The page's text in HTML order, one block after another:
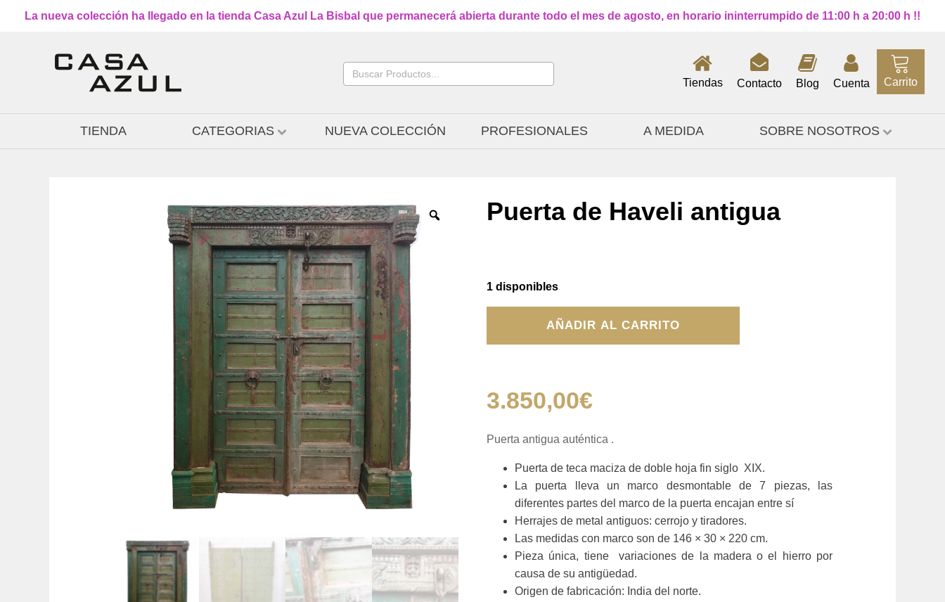
La nueva colección ha llegado en la tienda Casa Azul La Bisbal que permanecerá abierta durante todo el mes de agosto, en horario ininterrumpido de 11:00 h a 20:00 h !!
Buscar:
Tiendas Contacto Blog Cuenta Carrito
TIENDA CATEGORIAS NUEVA COLECCIÓN PROFESIONALES A MEDIDA SOBRE NOSOTROS
Puerta de Haveli antigua
1 disponibles
Haveli
AÑADIR AL CARRITO
3.850,00€
Puerta antigua auténtica .
Puerta de teca maciza de doble hoja fin siglo XIX.
La puerta lleva un marco desmontable de 7 piezas, las
diferentes partes del marco de la puerta encajan entre sí
Herrajes de metal antiguos: cerrojo y tiradores.
Las medidas con marco son de 146 × 30 × 220 cm.
Pieza única, tiene variaciones de la madera o el hierro por
causa de su antigüedad.
Origen de fabricación: India del norte.